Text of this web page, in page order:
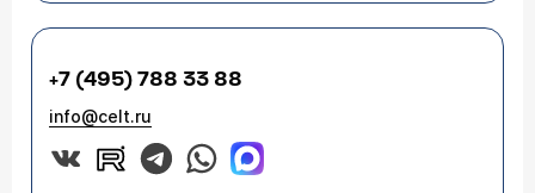
+7 (495) 788 33 88
info@celt.ru